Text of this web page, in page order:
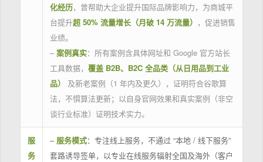
化经历，曾帮助大企业提升国际品牌影响力，为商城平
台提升超 50% 流量增长（月破 14 万流量） ，促进销售
业绩。
– 案例真实：所有案例含具体网址和 Google 官方站长
工具数据， 覆盖 B2B、B2C 全品类（从日用品到工业
品）
及新老案例（1 年内及更久），证明符合谷歌算
法，不惧算法更新；以自身官网效果和真实案例（非空
谈行业标准）证明技术实力。
服
务
– 服务模式：专注线上服务，不通过 “本地 / 线下服务”
套路诱导签单，以专业在线服务辐射全国及海外（客户